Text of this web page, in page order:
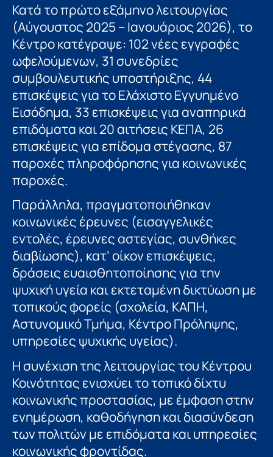
Κατά το πρώτο εξάμηνο λειτουργίας
(Αύγουστος 2025 – Ιανουάριος 2026), το
Κέντρο κατέγραψε: 102 νέες εγγραφές
ωφελούμενων, 31 συνεδρίες
συμβουλευτικής υποστήριξης, 44
επισκέψεις για το Ελάχιστο Εγγυημένο
Εισόδημα, 33 επισκέψεις για αναπηρικά
επιδόματα και 20 αιτήσεις ΚΕΠΑ, 26
επισκέψεις για επίδομα στέγασης, 87
παροχές πληροφόρησης για κοινωνικές
παροχές.
Παράλληλα, πραγματοποιήθηκαν
κοινωνικές έρευνες (εισαγγελικές
εντολές, έρευνες αστεγίας, συνθήκες
διαβίωσης), κατ’ οίκον επισκέψεις,
δράσεις ευαισθητοποίησης για την
ψυχική υγεία και εκτεταμένη δικτύωση με
τοπικούς φορείς (σχολεία, ΚΑΠΗ,
Αστυνομικό Τμήμα, Κέντρο Πρόληψης,
υπηρεσίες ψυχικής υγείας).
Η συνέχιση της λειτουργίας του Κέντρου
Κοινότητας ενισχύει το τοπικό δίχτυ
κοινωνικής προστασίας, με έμφαση στην
ενημέρωση, καθοδήγηση και διασύνδεση
των πολιτών με επιδόματα και υπηρεσίες
κοινωνικής φροντίδας.